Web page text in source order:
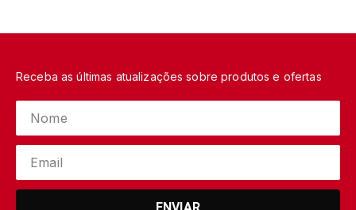
Receba as últimas atualizações sobre produtos e ofertas